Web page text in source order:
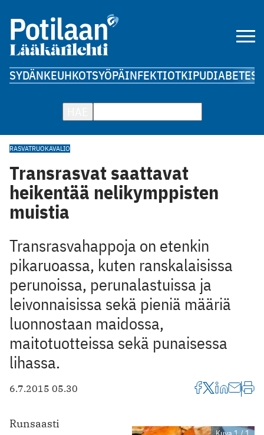
SYDÄNKEUHKOTSYÖPÄINFEKTIOTKIPUDIABETES
RASVATRUOKAVALIO
Transrasvat saattavat
heikentää nelikymppisten
muistia
Transrasvahappoja on etenkin
pikaruoassa, kuten ranskalaisissa
perunoissa, perunalastuissa ja
leivonnaisissa sekä pieniä määriä
luonnostaan maidossa,
maitotuotteissa sekä punaisessa
lihassa.
6.7.2015 05.30
Runsaasti